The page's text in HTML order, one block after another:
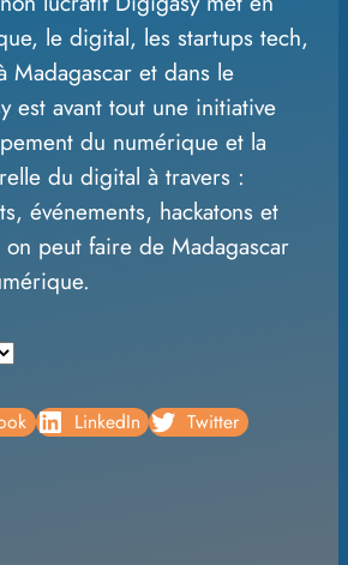
le digital, les startups tech,
Madagascar et dans le
est avant tout une initiative
du numérique et la
du digital à travers :
événements, hackatons et
peut faire de Madagascar
LinkedIn Twitter